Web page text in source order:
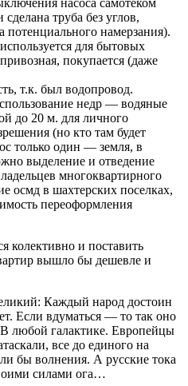
труба без углов,
потенциального намерзания).
для бытовых
покупается (даже
т.к. был водопровод.
недр — водяные
до 20 м. для личного
(но кто там будет
только один — земля, в
выделение и отведение
многоквартирного
осмд в шахтерских поселках,
переоформления
колективно и поставить
вышло бы дешевле и
Каждый народ достоин
Если вдуматься — то так оно
любой галактике. Европейцы
все до единого на
бы волнения. А русские тока
силами ога…